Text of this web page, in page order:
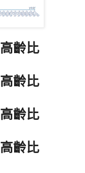
高齡比
高齡比
高齡比
高齡比